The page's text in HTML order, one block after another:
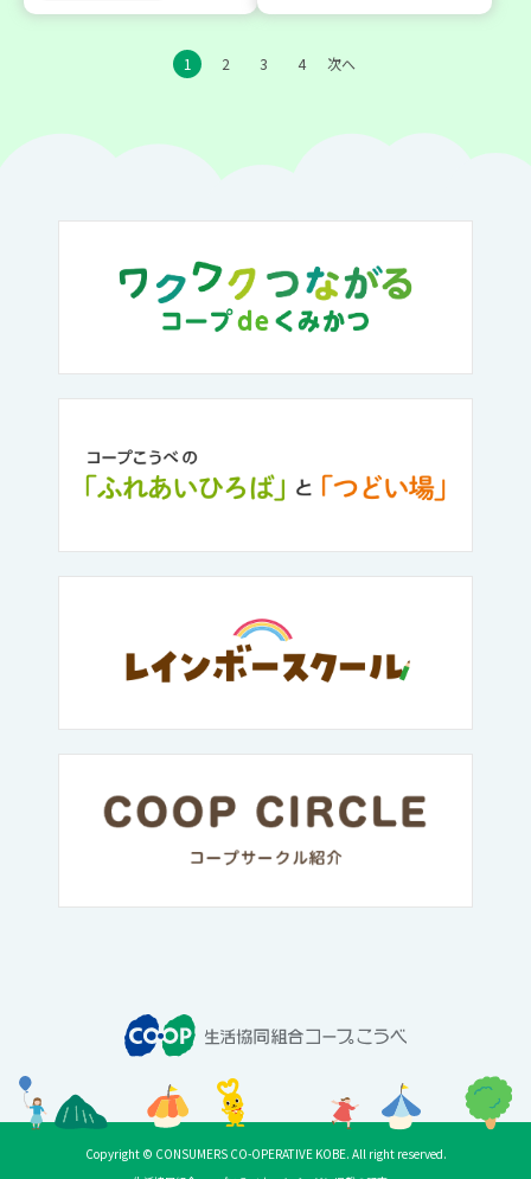
1 2 3 4 次へ
Copyright © CONSUMERS CO-OPERATIVE KOBE. All right reserved.